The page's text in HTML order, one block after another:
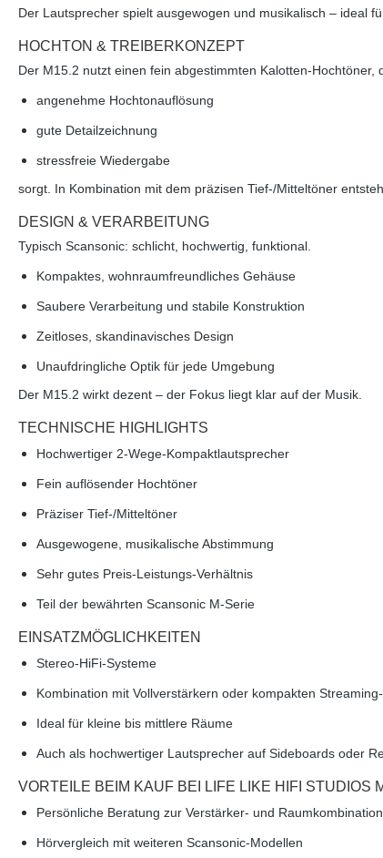
Der Lautsprecher spielt ausgewogen und musikalisch – ideal
HOCHTON & TREIBERKONZEPT
Der M15.2 nutzt einen fein abgestimmten Kalotten-Hochtöner,
angenehme Hochtonauflösung
gute Detailzeichnung
stressfreie Wiedergabe
sorgt. In Kombination mit dem präzisen Tief-/Mitteltöner
DESIGN & VERARBEITUNG
Typisch Scansonic: schlicht, hochwertig, funktional.
Kompaktes, wohnraumfreundliches Gehäuse
Saubere Verarbeitung und stabile Konstruktion
Zeitloses, skandinavisches Design
Unaufdringliche Optik für jede Umgebung
Der M15.2 wirkt dezent – der Fokus liegt klar auf der Musik.
TECHNISCHE HIGHLIGHTS
Hochwertiger 2-Wege-Kompaktlautsprecher
Fein auflösender Hochtöner
Präziser Tief-/Mitteltöner
Ausgewogene, musikalische Abstimmung
Sehr gutes Preis-Leistungs-Verhältnis
Teil der bewährten Scansonic M-Serie
EINSATZMÖGLICHKEITEN
Stereo-HiFi-Systeme
Kombination mit Vollverstärkern oder kompakten
Ideal für kleine bis mittlere Räume
Auch als hochwertiger Lautsprecher auf Sideboards oder
VORTEILE BEIM KAUF BEI LIFE LIKE HIFI STUDIOS
Persönliche Beratung zur Verstärker- und Raumkombination
Hörvergleich mit weiteren Scansonic-Modellen